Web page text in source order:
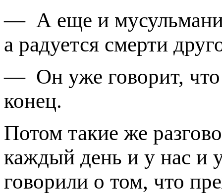
— А еще и
а радуется смерти
— Он уже говорит,
конец.
Потом такие же
каждый день и у нас и
говорили о том, что